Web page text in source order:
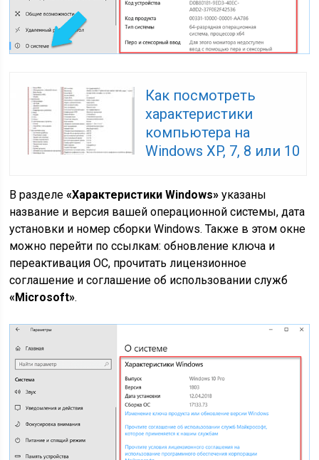
Как посмотреть
характеристики
компьютера на
Windows XP, 7, 8 или 10
В разделе«Характеристики Windows» указаны
название и версия вашей операционной системы, дата
установки и номер сборки Windows. Также в этом окне
можно перейти по ссылкам: обновление ключа и
переактивация ОС, прочитать лицензионное
соглашение и соглашение об использовании служб
«Microsoft».